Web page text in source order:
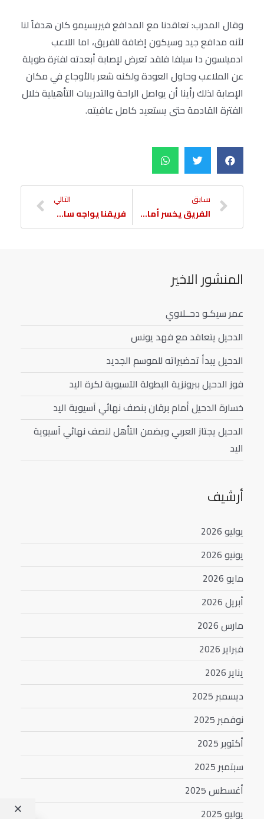
وقال المدرب: تعاقدنا مع المدافع فيريسيمو كان هدفاً لنا
لأنه مدافع جيد وسيكون إضافة للفريق، اما اللاعب
ادميلسون دا سيلفا فلقد تعرض لإصابة أبعدته لفترة طويلة
عن الملاعب وحاول العودة ولكنه شعر بالأوجاع في مكان
الإصابة لذلك رأينا أن يواصل الراحة والتدريبات التأهيلية خلال
الفترة القادمة حتى يستعيد كامل عافيته.
سابق
الفريق يخسر أمام زينيت
التالي
فريقنا يواجه سانتوس البرازيلي في كأس المساواة
المنشور الاخير
عمر سيكـو دحــلاوي
الدحيل يتعاقد مع فهد يونس
الدحيل يبدأ تحضيراته للموسم الجديد
فوز الدحيل ببرونزية البطولة الآسيوية لكرة اليد
خسارة الدحيل أمام برقان بنصف نهائي آسيوية اليد
الدحيل يجتاز العربي ويضمن التأهل لنصف نهائي آسيوية
اليد
أرشيف
يوليو 2026
يونيو 2026
مايو 2026
أبريل 2026
مارس 2026
فبراير 2026
يناير 2026
ديسمبر 2025
نوفمبر 2025
أكتوبر 2025
سبتمبر 2025
أغسطس 2025
يوليو 2025